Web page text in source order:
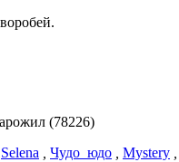
(78226)
Selena Чудо_юдо Mystery